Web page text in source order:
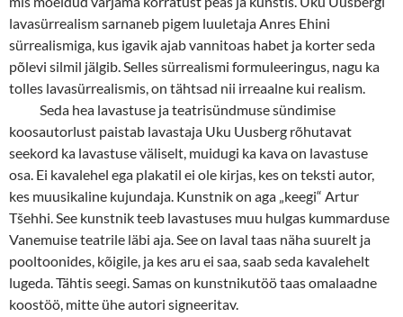
lavasürrealism sarnaneb pigem luuletaja Anres Ehini
sürrealismiga, kus igavik ajab vannitoas habet ja korter seda
põlevi silmil jälgib. Selles sürrealismi formuleeringus, nagu ka
tolles lavasürrealismis, on tähtsad nii irreaalne kui realism.
Seda hea lavastuse ja teatrisündmuse sündimise
koosautorlust paistab lavastaja Uku Uusberg rõhutavat
seekord ka lavastuse väliselt, muidugi ka kava on lavastuse
osa. Ei kavalehel ega plakatil ei ole kirjas, kes on teksti autor,
kes muusikaline kujundaja. Kunstnik on aga „keegi“ Artur
Tšehhi. See kunstnik teeb lavastuses muu hulgas kummarduse
Vanemuise teatrile läbi aja. See on laval taas näha suurelt ja
pooltoonides, kõigile, ja kes aru ei saa, saab seda kavalehelt
lugeda. Tähtis seegi. Samas on kunstnikutöö taas omalaadne
koostöö, mitte ühe autori signeeritav.